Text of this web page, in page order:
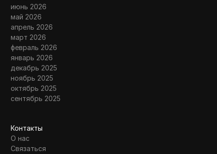
июнь 2026
май 2026
апрель 2026
март 2026
февраль 2026
январь 2026
декабрь 2025
ноябрь 2025
октябрь 2025
сентябрь 2025
Контакты
О нас
Связаться